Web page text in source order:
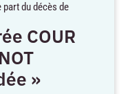
du décès de
COUR
»